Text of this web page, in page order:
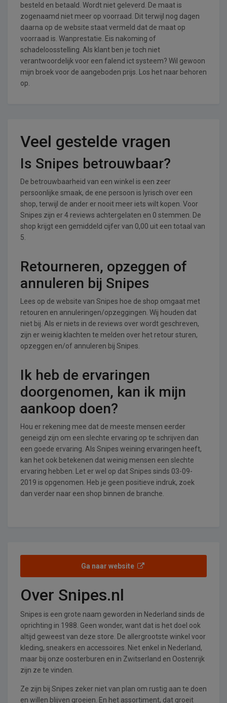
besteld en betaald. Wordt niet geleverd. De maat is
zogenaamd niet meer op voorraad. Dit terwijl nog dagen
daarna op de website staat vermeld dat de maat op
voorraad is. Wanprestatie. Eis nakoming of
schadeloosstelling. Als klant ben je toch niet
verantwoordelijk voor een falend ict systeem? Wil gewoon
mijn broek voor de aangeboden prijs. Los het naar behoren
op.
Veel gestelde vragen
Is Snipes betrouwbaar?
De betrouwbaarheid van een winkel is een zeer
persoonlijke smaak, de ene persoon is lyrisch over een
shop, terwijl de ander er nooit meer iets wilt kopen. Voor
Snipes zijn er 4 reviews achtergelaten en 0 stemmen. De
shop krijgt een gemiddeld cijfer van 0,00 uit een totaal van
5.
Retourneren, opzeggen of
annuleren bij Snipes
Lees op de website van Snipes hoe de shop omgaat met
retouren en annuleringen/opzeggingen. Wij houden dat
niet bij. Als er niets in de reviews over wordt geschreven,
zijn er weinig klachten te melden over het retour sturen,
opzeggen en/of annuleren bij Snipes.
Ik heb de ervaringen
doorgenomen, kan ik mijn
aankoop doen?
Hou er rekening mee dat de meeste mensen eerder
geneigd zijn om een slechte ervaring op te schrijven dan
een goede ervaring. Als Snipes weining ervaringen heeft,
kan het ook betekenen dat weinig mensen een slechte
ervaring hebben. Let er wel op dat Snipes sinds 03-09-
2019 is opgenomen. Heb je geen positieve indruk, zoek
dan verder naar een shop binnen de branche.
Ga naar website
Over Snipes.nl
Snipes is een grote naam geworden in Nederland sinds de
oprichting in 1988. Geen wonder, want dat is het doel ook
altijd geweest van deze store. De allergrootste winkel voor
kleding, sneakers en accessoires. Niet enkel in Nederland,
maar bij onze oosterburen en in Zwitserland en Oostenrijk
zijn ze te vinden.
Ze zijn bij Snipes zeker niet van plan om rustig aan te doen
en willen blijven groeien. En het assortiment, dat groeit